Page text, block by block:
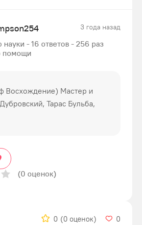
3 года назад
науки - 16 ответов - 256 раз
помощи
Восхождение) Мастер и
Тарас Бульба,
(0 оценок)
0 (0 оценок) 0